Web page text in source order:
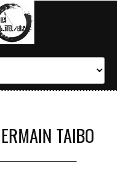
TAIBO